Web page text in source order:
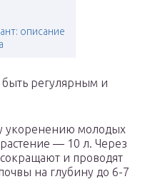
описание
регулярным и
укоренению молодых
— 10 л. Через
и проводят
на глубину до 6-7